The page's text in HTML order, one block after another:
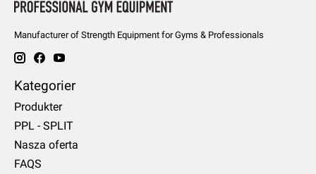
Manufacturer of Strength Equipment for Gyms & Professionals
Kategorier
Produkter
PPL - SPLIT
Nasza oferta
FAQS